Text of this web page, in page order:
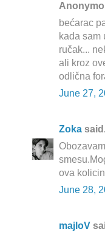
bećarac
kada sam
ručak...
ali kroz
odlična
June 27,
Zoka
ova
June 28,
majloV